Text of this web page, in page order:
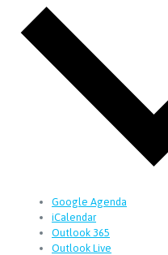
Google Agenda
iCalendar
Outlook 365
Outlook Live